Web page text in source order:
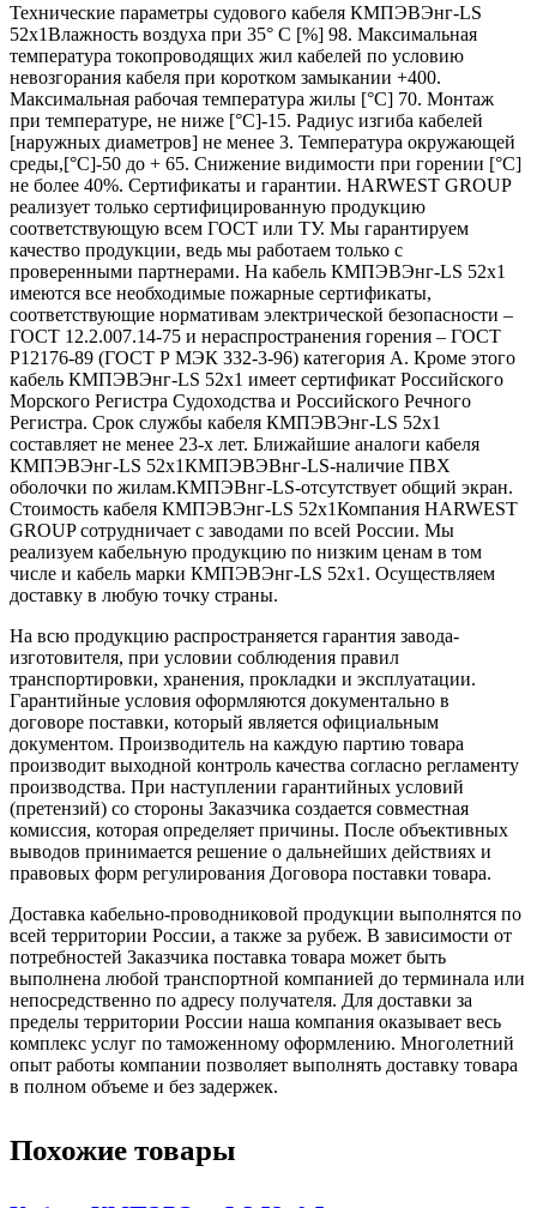
Технические параметры судового кабеля КМПЭВЭнг-LS
52х1Влажность воздуха при 35° C [%] 98. Максимальная
температура токопроводящих жил кабелей по условию
невозгорания кабеля при коротком замыкании +400.
Максимальная рабочая температура жилы [°С] 70. Монтаж
при температуре, не ниже [°C]-15. Радиус изгиба кабелей
[наружных диаметров] не менее 3. Температура окружающей
среды,[°C]-50 до + 65. Снижение видимости при горении [°C]
не более 40%. Сертификаты и гарантии. HARWEST GROUP
реализует только сертифицированную продукцию
соответствующую всем ГОСТ или ТУ. Мы гарантируем
качество продукции, ведь мы работаем только с
проверенными партнерами. На кабель КМПЭВЭнг-LS 52х1
имеются все необходимые пожарные сертификаты,
соответствующие нормативам электрической безопасности –
ГОСТ 12.2.007.14-75 и нераспространения горения – ГОСТ
Р12176-89 (ГОСТ Р МЭК 332-3-96) категория А. Кроме этого
кабель КМПЭВЭнг-LS 52х1 имеет сертификат Российского
Морского Регистра Судоходства и Российского Речного
Регистра. Срок службы кабеля КМПЭВЭнг-LS 52х1
составляет не менее 23-х лет. Ближайшие аналоги кабеля
КМПЭВЭнг-LS 52х1КМПЭВЭВнг-LS-наличие ПВХ
оболочки по жилам.КМПЭВнг-LS-отсутствует общий экран.
Стоимость кабеля КМПЭВЭнг-LS 52х1Компания HARWEST
GROUP сотрудничает с заводами по всей России. Мы
реализуем кабельную продукцию по низким ценам в том
числе и кабель марки КМПЭВЭнг-LS 52х1. Осуществляем
доставку в любую точку страны.
На всю продукцию распространяется гарантия завода-
изготовителя, при условии соблюдения правил
транспортировки, хранения, прокладки и эксплуатации.
Гарантийные условия оформляются документально в
договоре поставки, который является официальным
документом. Производитель на каждую партию товара
производит выходной контроль качества согласно регламенту
производства. При наступлении гарантийных условий
(претензий) со стороны Заказчика создается совместная
комиссия, которая определяет причины. После объективных
выводов принимается решение о дальнейших действиях и
правовых форм регулирования Договора поставки товара.
Доставка кабельно-проводниковой продукции выполнятся по
всей территории России, а также за рубеж. В зависимости от
потребностей Заказчика поставка товара может быть
выполнена любой транспортной компанией до терминала или
непосредственно по адресу получателя. Для доставки за
пределы территории России наша компания оказывает весь
комплекс услуг по таможенному оформлению. Многолетний
опыт работы компании позволяет выполнять доставку товара
в полном объеме и без задержек.
Похожие товары